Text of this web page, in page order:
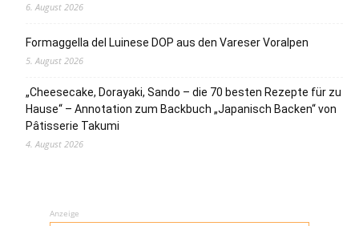
6. August 2026
Formaggella del Luinese DOP aus den Vareser Voralpen
5. August 2026
„Cheesecake, Dorayaki, Sando – die 70 besten Rezepte für zu
Hause“ – Annotation zum Backbuch „Japanisch Backen“ von
Pâtisserie Takumi
4. August 2026
Anzeige